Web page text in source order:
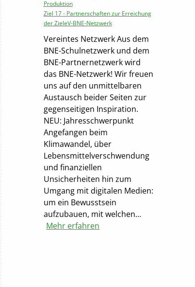
Produktion
Ziel 17 - Partnerschaften zur Erreichung
der ZieleV-BNE-Netzwerk
Vereintes Netzwerk Aus dem
BNE-Schulnetzwerk und dem
BNE-Partnernetzwerk wird
das BNE-Netzwerk! Wir freuen
uns auf den unmittelbaren
Austausch beider Seiten zur
gegenseitigen Inspiration.
NEU: Jahresschwerpunkt
Angefangen beim
Klimawandel, über
Lebensmittelverschwendung
und finanziellen
Unsicherheiten hin zum
Umgang mit digitalen Medien:
um ein Bewusstsein
aufzubauen, mit welchen…
Mehr erfahren